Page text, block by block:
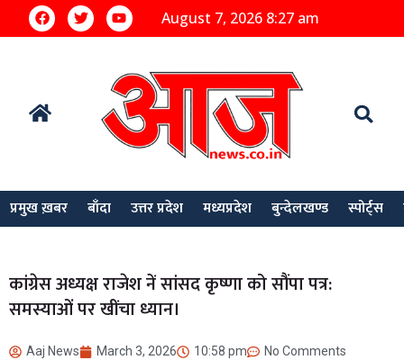
August 7, 2026 8:27 am
प्रमुख ख़बर बाँदा उत्तर प्रदेश मध्यप्रदेश बुन्देलखण्ड स्पोर्ट्स
कांग्रेस अध्यक्ष राजेश नें सांसद कृष्णा को सौंपा पत्र:
समस्याओं पर खींचा ध्यान।
Aaj News March 3, 2026 10:58 pm No Comments